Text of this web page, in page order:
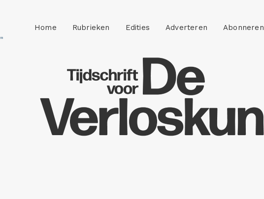
Home Rubrieken Edities Adverteren Abonneren